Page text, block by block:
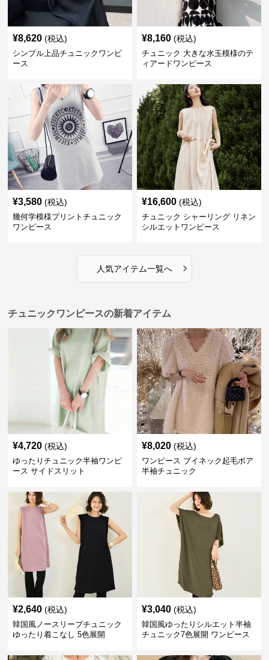
¥8,620 (税込)
シンプル上品チュニックワンピ
ース
¥8,160 (税込)
チュニック 大きな水玉模様のテ
ィアードワンピース
¥3,580 (税込)
幾何学模様プリントチュニック
ワンピース
¥16,600 (税込)
チュニック シャーリング リネン
シルエットワンピース
人気アイテム一覧へ ›
チュニックワンピースの新着アイテム
¥4,720 (税込)
ゆったりチュニック半袖ワンピ
ース サイドスリット
¥8,020 (税込)
ワンピース ブイネック起毛ボア
半袖チュニック
¥2,640 (税込)
韓国風ノースリーブチュニック
ゆったり着こなし 5色展開
¥3,040 (税込)
韓国風ゆったりシルエット半袖
チュニック7色展開 ワンピース